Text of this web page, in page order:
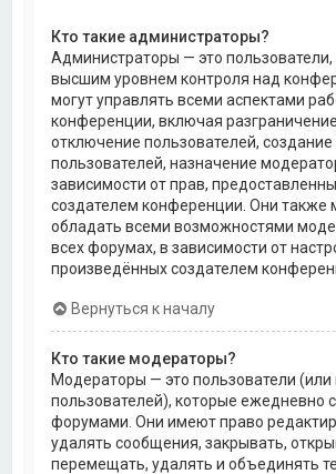
Кто такие администраторы?
Администраторы — это
высшим уровнем контроля над
могут управлять всеми аспектами
конференции, включая
отключение пользователей, создание
пользователей, назначение
зависимости от прав,
создателем конференции. Они также
обладать всеми возможностями
всех форумах, в зависимости от
произведённых создателем
Вернуться к началу
Кто такие модераторы?
Модераторы — это пользователи (или
пользователей), которые ежедневно
форумами. Они имеют право
удалять сообщения, закрывать,
перемещать, удалять и объединять